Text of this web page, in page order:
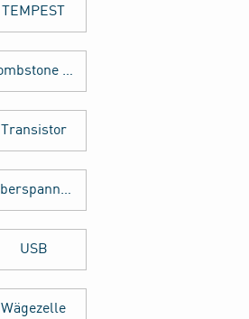
TEMPEST
Tombstone Effekt
Transistor
Überspannungsschutz
USB
Wägezelle